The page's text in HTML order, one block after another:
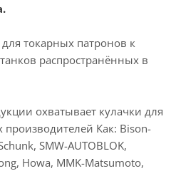
токарных патронов к
распространённых в
охватывает кулачки для
производителей Как: Bison-
SMW-AUTOBLOK,
Howa, MMK-Matsumoto,